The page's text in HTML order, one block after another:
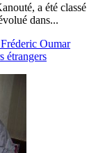
a été classé
dans...
Oumar
étrangers